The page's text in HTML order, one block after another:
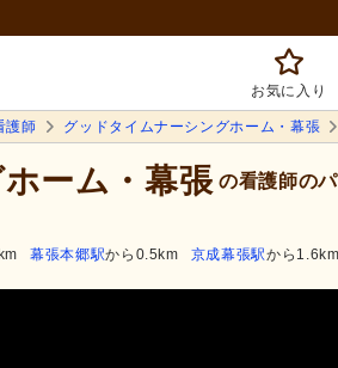
お気に入り
護師 グッドタイムナーシングホーム・幕張
ーム・幕張 の看護師の
幕張本郷駅から0.5km 京成幕張駅から1.6km